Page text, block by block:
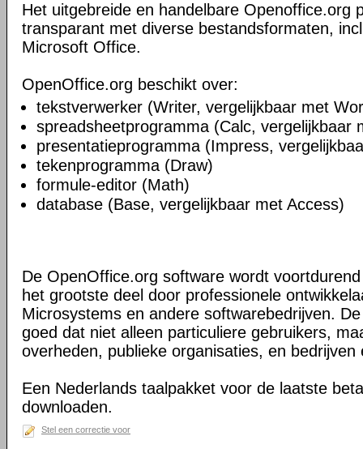
Het uitgebreide en handelbare Openoffice.org
transparant met diverse bestandsformaten,
Microsoft Office.
OpenOffice.org beschikt over:
tekstverwerker (Writer, vergelijkbaar met
spreadsheetprogramma (Calc, vergelijkbaar
presentatieprogramma (Impress,
tekenprogramma (Draw)
formule-editor (Math)
database (Base, vergelijkbaar met Access)
De OpenOffice.org software wordt
het grootste deel door professionele
Microsystems en andere softwarebedrijven.
goed dat niet alleen particuliere gebruikers,
overheden, publieke organisaties, en
Een Nederlands taalpakket voor de laatste
downloaden.
Stel een correctie voor